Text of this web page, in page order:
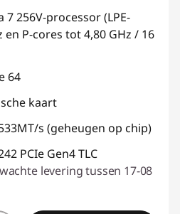
256V-processor (LPE-
en P-cores tot 4,80 GHz / 16
64
kaart
s (geheugen op chip)
PCIe Gen4 TLC
levering tussen 17-08